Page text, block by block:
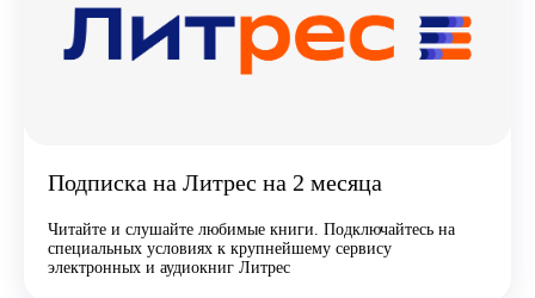
Подписка на Литрес на 2 месяца
Читайте и слушайте любимые книги. Подключайтесь на
специальных условиях к крупнейшему сервису
электронных и аудиокниг Литрес